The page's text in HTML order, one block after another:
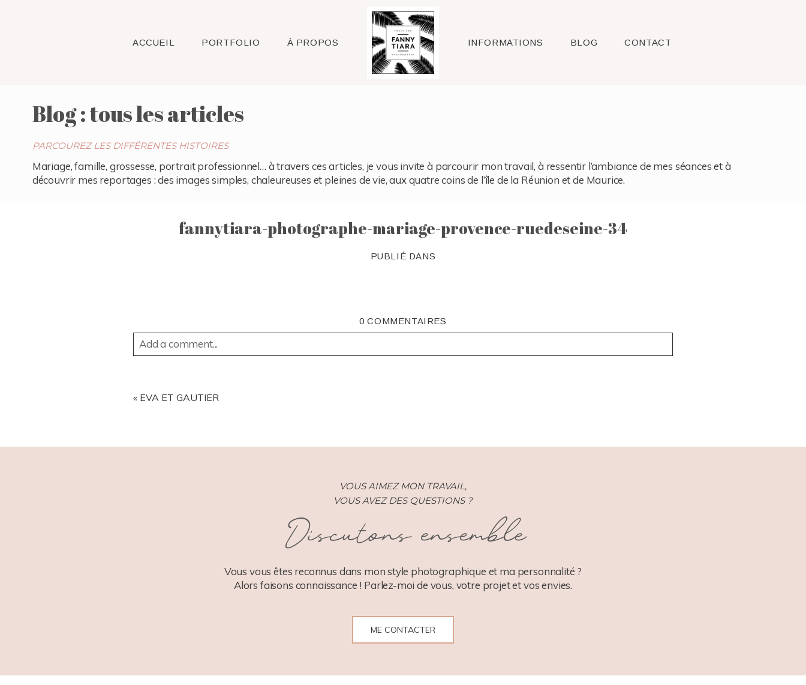
ACCUEIL PORTFOLIO À PROPOS Raleigh INFORMATIONS BLOG CONTACT
Blog : tous les articles
PARCOUREZ LES DIFFÉRENTES HISTOIRES
Mariage, famille, grossesse, portrait professionnel… à travers ces articles, je vous invite à parcourir mon travail, à ressentir l’ambiance de mes séances et à
découvrir mes reportages : des images simples, chaleureuses et pleines de vie, aux quatre coins de l’île de la Réunion et de Maurice.
fannytiara-photographe-mariage-provence-ruedeseine-34
PUBLIÉ DANS
0 COMMENTAIRES
Add a comment...
« EVA ET GAUTIER
VOUS AIMEZ MON TRAVAIL,
VOUS AVEZ DES QUESTIONS ?
Discutons ensemble
Vous vous êtes reconnus dans mon style photographique et ma personnalité ?
Alors faisons connaissance ! Parlez-moi de vous, votre projet et vos envies.
ME CONTACTER